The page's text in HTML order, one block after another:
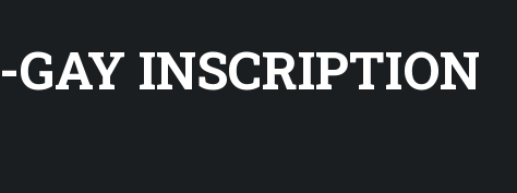
INSCRIPTION